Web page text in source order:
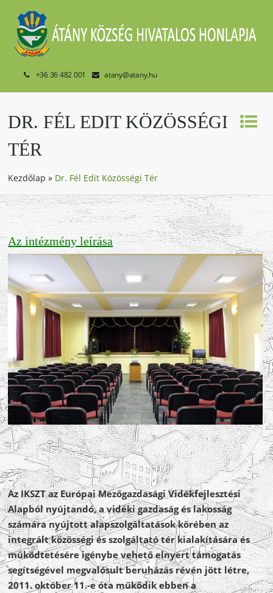
+36 36 482 001 atany@atany.hu
DR. FÉL EDIT KÖZÖSSÉGI
TÉR
Kezdőlap » Dr. Fél Edit Közösségi Tér
Az intézmény leírása
Az IKSZT az Európai Mezőgazdasági Vidékfejlesztési
Alapból nyújtandó, a vidéki gazdaság és lakosság
számára nyújtott alapszolgáltatások körében az
integrált közösségi és szolgáltató tér kialakítására és
működtetésére igénybe vehető elnyert támogatás
segítségével megvalósult beruházás révén jött létre,
2011. október 11.-e óta működik ebben a